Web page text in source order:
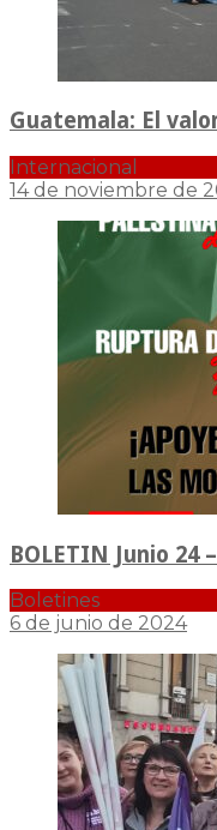
Guatemala: El
Internacional
14 de noviembre de
BOLETIN Junio 24
Boletines
6 de junio de 2024